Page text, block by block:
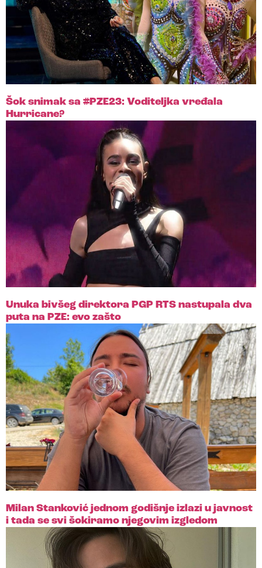
Šok snimak sa #PZE23: Voditeljka vređala
Hurricane?
Unuka bivšeg direktora PGP RTS nastupala dva
puta na PZE: evo zašto
Milan Stanković jednom godišnje izlazi u javnost
i tada se svi šokiramo njegovim izgledom